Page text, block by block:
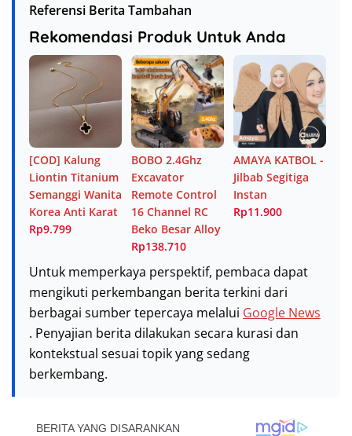
Referensi Berita Tambahan
Rekomendasi Produk Untuk Anda
[COD] Kalung
Liontin Titanium
Semanggi Wanita
Korea Anti Karat
Rp9.799
BOBO 2.4Ghz
Excavator
Remote Control
16 Channel RC
Beko Besar Alloy
Rp138.710
AMAYA KATBOL -
Jilbab Segitiga
Instan
Rp11.900
Untuk memperkaya perspektif, pembaca dapat
mengikuti perkembangan berita terkini dari
berbagai sumber tepercaya melalui Google News
. Penyajian berita dilakukan secara kurasi dan
kontekstual sesuai topik yang sedang
berkembang.